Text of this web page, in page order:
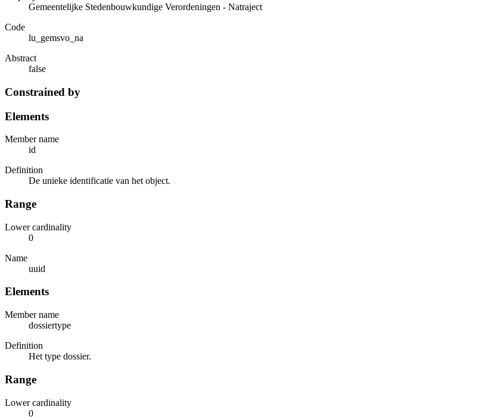
Gemeentelijke Stedenbouwkundige Verordeningen - Natraject
Code
lu_gemsvo_na
Abstract
false
Constrained by
Elements
Member name
id
Definition
De unieke identificatie van het object.
Range
Lower cardinality
0
Name
uuid
Elements
Member name
dossiertype
Definition
Het type dossier.
Range
Lower cardinality
0